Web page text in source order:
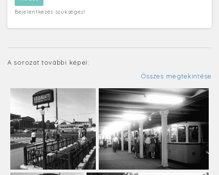
Bejelentkezés szükséges!
A sorozat további képei:
Összes megtekintése